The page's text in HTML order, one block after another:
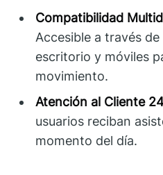
Compatibilidad
Accesible a través
escritorio y móviles
movimiento.
Atención al Cliente
usuarios reciban
momento del día.